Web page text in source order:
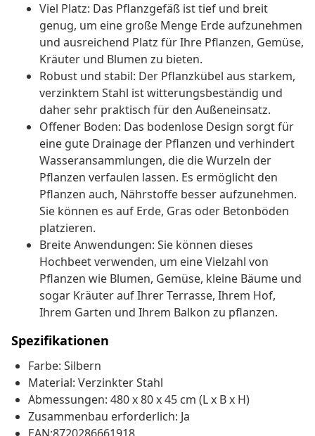
Viel Platz: Das Pflanzgefäß ist tief und breit
genug, um eine große Menge Erde aufzunehmen
und ausreichend Platz für Ihre Pflanzen, Gemüse,
Kräuter und Blumen zu bieten.
Robust und stabil: Der Pflanzkübel aus starkem,
verzinktem Stahl ist witterungsbeständig und
daher sehr praktisch für den Außeneinsatz.
Offener Boden: Das bodenlose Design sorgt für
eine gute Drainage der Pflanzen und verhindert
Wasseransammlungen, die die Wurzeln der
Pflanzen verfaulen lassen. Es ermöglicht den
Pflanzen auch, Nährstoffe besser aufzunehmen.
Sie können es auf Erde, Gras oder Betonböden
platzieren.
Breite Anwendungen: Sie können dieses
Hochbeet verwenden, um eine Vielzahl von
Pflanzen wie Blumen, Gemüse, kleine Bäume und
sogar Kräuter auf Ihrer Terrasse, Ihrem Hof,
Ihrem Garten und Ihrem Balkon zu pflanzen.
Spezifikationen
Farbe: Silbern
Material: Verzinkter Stahl
Abmessungen: 480 x 80 x 45 cm (L x B x H)
Zusammenbau erforderlich: Ja